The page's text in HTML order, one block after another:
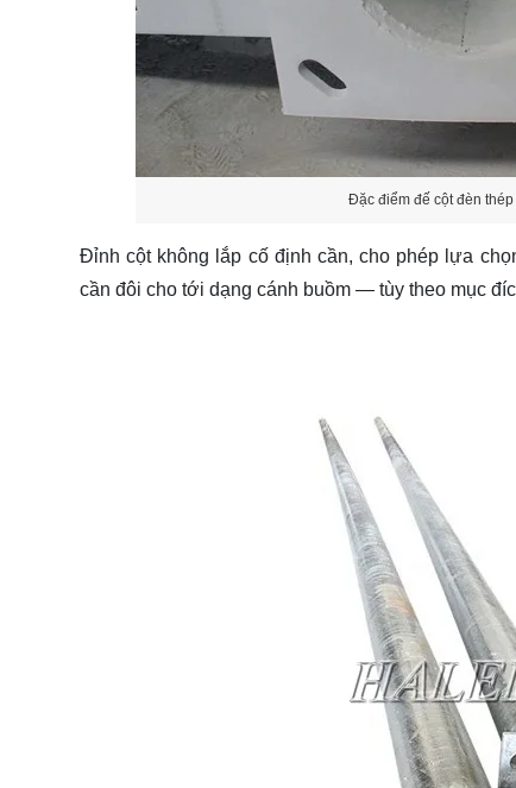
Đặc điểm đế cột đèn
Đỉnh cột không lắp cố định cần, cho phép lựa
cần đôi cho tới dạng cánh buồm — tùy theo mục